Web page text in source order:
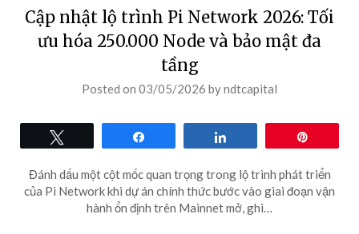
Cập nhật lộ trình Pi Network 2026: Tối
ưu hóa 250.000 Node và bảo mật đa
tầng
Posted on 03/05/2026 byndtcapital
Đánh dấu một cột mốc quan trọng trong lộ trình phát triển
của Pi Network khi dự án chính thức bước vào giai đoạn vận
hành ổn định trên Mainnet mở, ghi…